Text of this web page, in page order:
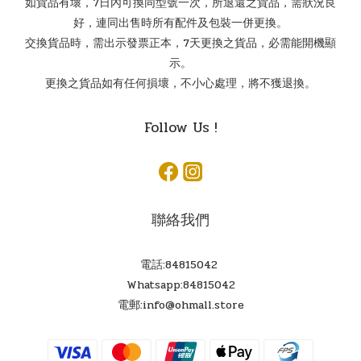
好，連同出售時所有配件及包裝一併更換。
交換貨品時，需出示發票正本，7天更換之貨品，必需能開機顯
示。
更換之貨品如有任何損壞，不小心處理，將不獲退換。
Follow Us !
聯絡我們
電話:84815042
Whatsapp:84815042
電郵:info@ohmall.store